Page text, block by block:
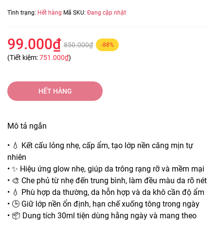
Tình trạng: Hết hàng Mã SKU: Đang cập nhật
99.000₫ 850.000₫ -88%
(Tiết kiệm:751.000₫)
HẾT HÀNG
Mô tả ngắn
• 💧 Kết cấu lỏng nhẹ, cấp ẩm, tạo lớp nền căng mịn tự
nhiên
• ✨ Hiệu ứng glow nhẹ, giúp da trông rạng rỡ và mềm mại
• 🎨 Che phủ từ nhẹ đến trung bình, làm đều màu da rõ nét
• 💧 Phù hợp da thường, da hỗn hợp và da khô cần độ ẩm
• 🕒 Giữ lớp nền ổn định, hạn chế xuống tông trong ngày
• 📦 Dung tích 30ml tiện dùng hằng ngày và mang theo